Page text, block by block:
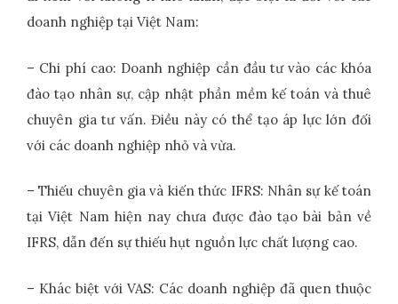
doanh nghiệp tại Việt Nam:
– Chi phí cao: Doanh nghiệp cần đầu tư vào các khóa
đào tạo nhân sự, cập nhật phần mềm kế toán và thuê
chuyên gia tư vấn. Điều này có thể tạo áp lực lớn đối
với các doanh nghiệp nhỏ và vừa.
– Thiếu chuyên gia và kiến thức IFRS: Nhân sự kế toán
tại Việt Nam hiện nay chưa được đào tạo bài bản về
IFRS, dẫn đến sự thiếu hụt nguồn lực chất lượng cao.
– Khác biệt với VAS: Các doanh nghiệp đã quen thuộc